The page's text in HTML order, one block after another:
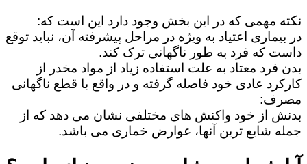
نکته مهمی که در این بخش وجود دارد این است که:
در بیماری اعتیاد به ویژه در مراحل پیشرفته آن، نباید توقع
داست که فرد به طور ناگهانی ترک کند.
بدن فرد معتاد به علت استفاده زیاد از مواد مخدر از
کارکرد عادی خود فاصله گرفته و در واقع با قطع ناگهانی
مصرف:
بدنش از خود واکنش های مختلفی نشان می دهد که از
جمله شایع ترین آنها، عوارض خماری می باشد.